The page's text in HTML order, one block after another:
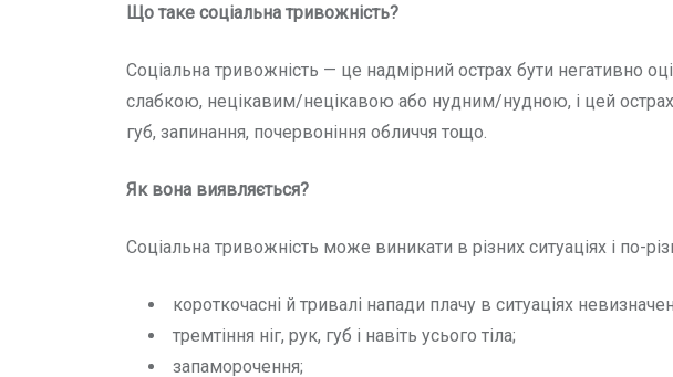
Що таке соціальна тривожність?
Соціальна тривожність — це надмірний острах бути
слабкою, нецікавим/нецікавою або нудним/нудною, і цей острах
губ, запинання, почервоніння обличчя тощо.
Як вона виявляється?
Соціальна тривожність може виникати в різних ситуаціях і
короткочасні й тривалі напади плачу в ситуаціях
тремтіння ніг, рук, губ і навіть усього тіла;
запаморочення;